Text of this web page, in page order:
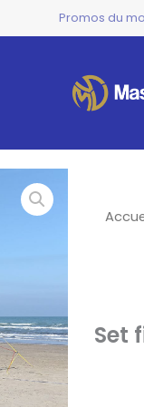
Promos du
Set
de